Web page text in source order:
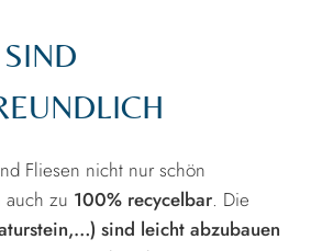
Fliesen nicht nur schön
auch zu 100% recycelbar. Die
sind leicht abzubauen